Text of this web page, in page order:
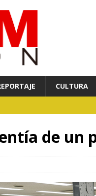
CULTURA
de un